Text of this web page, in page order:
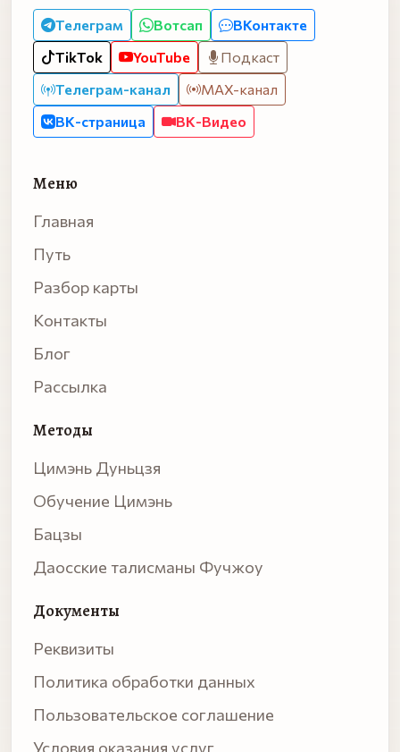
Телеграм Вотсап
ВКонтакте
TikTok
YouTube
Подкаст
Телеграм-канал
MAX-канал
ВК-страница
ВК-Видео
Меню
Главная
Путь
Разбор карты
Контакты
Блог
Рассылка
Методы
Цимэнь Дуньцзя
Обучение Цимэнь
Бацзы
Даосские талисманы Фучжоу
Документы
Реквизиты
Политика обработки данных
Пользовательское соглашение
Условия оказания услуг